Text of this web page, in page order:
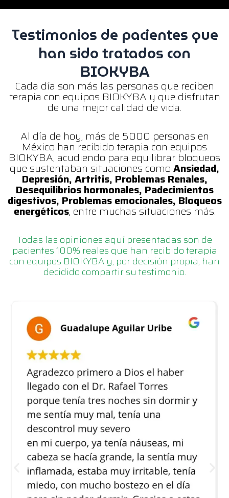
Testimonios de pacientes que
han sido tratados con
BIOKYBA
Cada día son más las personas que reciben
terapia con equipos BIOKYBA y que disfrutan
de una mejor calidad de vida.
Al día de hoy, más de 5000 personas en
México han recibido terapia con equipos
BIOKYBA, acudiendo para equilibrar bloqueos
que sustentaban situaciones comoAnsiedad,
Depresión, Artritis, Problemas Renales,
Desequilibrios hormonales, Padecimientos
digestivos, Problemas emocionales, Bloqueos
energéticos, entre muchas situaciones más.
Todas las opiniones aquí presentadas son de
pacientes 100% reales que han recibido terapia
con equipos BIOKYBA y, por decisión propia, han
decidido compartir su testimonio.